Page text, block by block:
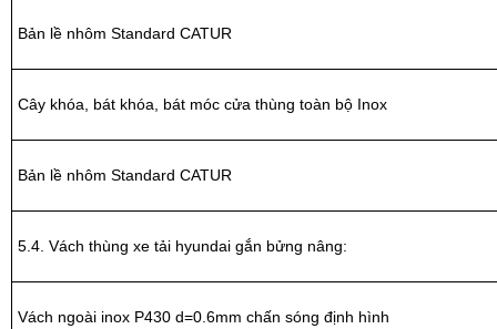
Bản lề nhôm Standard CATUR
Cây khóa, bát khóa, bát móc cửa thùng toàn bộ Inox
Bản lề nhôm Standard CATUR
5.4. Vách thùng xe tải hyundai gắn bửng nâng:
Vách ngoài inox P430 d=0.6mm chấn sóng định hình